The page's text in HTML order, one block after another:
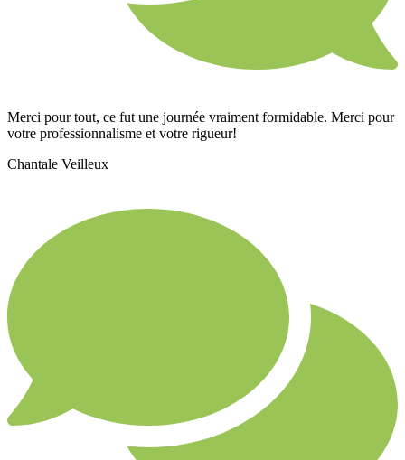
Merci pour tout, ce fut une journée vraiment formidable. Merci pour
votre professionnalisme et votre rigueur!
Chantale Veilleux